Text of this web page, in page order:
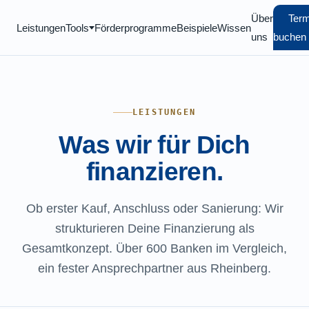
LeistungenTools FörderprogrammeBeispieleWissen
Über
uns buchen
LEISTUNGEN
Was wir für Dich
finanzieren.
Ob erster Kauf, Anschluss oder Sanierung: Wir
strukturieren Deine Finanzierung als
Gesamtkonzept. Über 600 Banken im Vergleich,
ein fester Ansprechpartner aus Rheinberg.